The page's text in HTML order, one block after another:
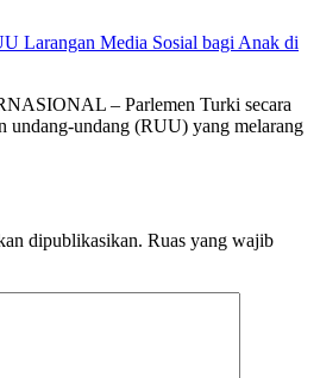
Larangan Media Sosial bagi Anak di
– Parlemen Turki secara
undang-undang (RUU) yang melarang
dipublikasikan. Ruas yang wajib